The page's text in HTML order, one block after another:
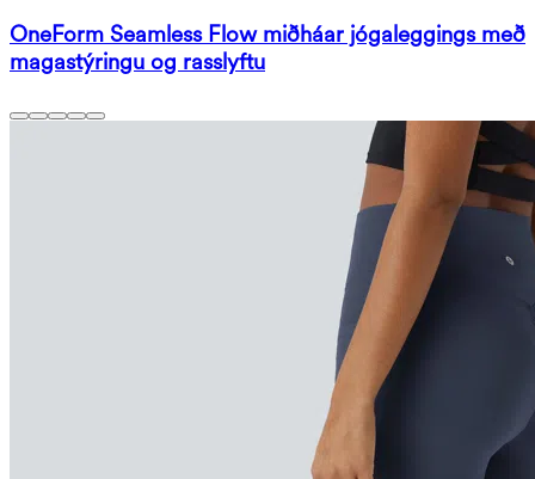
OneForm Seamless Flow miðháar jógaleggings með
magastýringu og rasslyftu